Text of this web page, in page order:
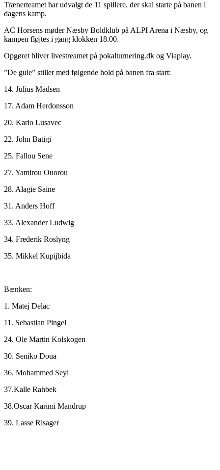
Trænerteamet har udvalgt de 11 spillere, der skal starte på banen i
dagens kamp.
AC Horsens møder Næsby Boldklub på ALPI Arena i Næsby, og
kampen fløjtes i gang klokken 18.00.
Opgøret bliver livestreamet på pokalturnering.dk og Viaplay.
”De gule” stiller med følgende hold på banen fra start:
14. Julius Madsen
17. Adam Herdonsson
20. Karlo Lusavec
22. John Batigi
25. Fallou Sene
27. Yamirou Ouorou
28. Alagie Saine
31. Anders Hoff
33. Alexander Ludwig
34. Frederik Roslyng
35. Mikkel Kupijbida
Bænken:
1. Matej Delac
11. Sebastian Pingel
24. Ole Martin Kolskogen
30. Seniko Doua
36. Mohammed Seyi
37.Kalle Rahbek
38.Oscar Karimi Mandrup
39. Lasse Risager